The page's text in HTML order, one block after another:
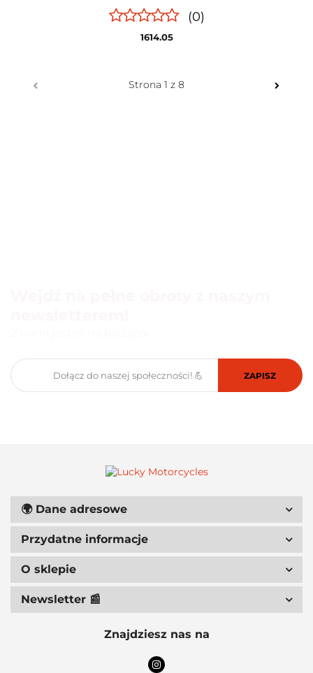
(0)
1614.05
111 RACING
ACCEL
ACERBIS
🌍 Dane adresowe
Przydatne informacje
O sklepie
Newsletter 📰
Znajdziesz nas na